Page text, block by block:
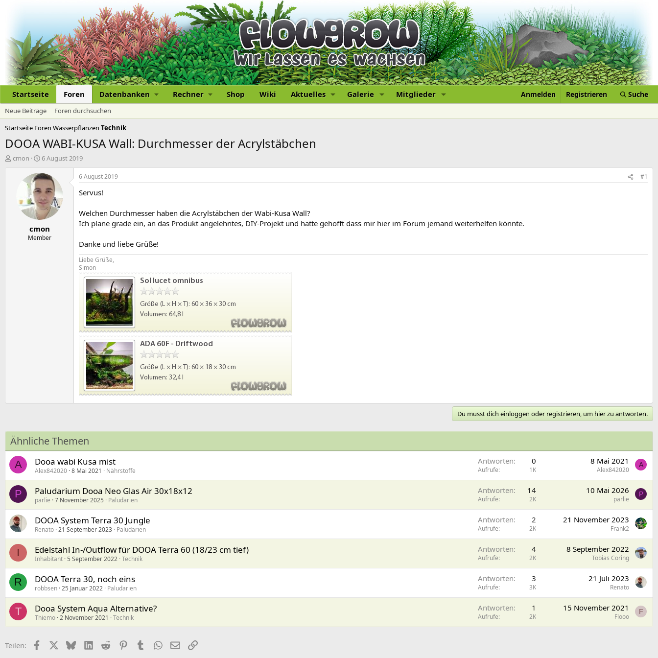
Startseite Foren Datenbanken Rechner Shop Wiki Aktuelles Galerie Mitglieder Anmelden Registrieren Suche
Neue Beiträge
Foren durchsuchen
Startseite Foren Wasserpflanzen Technik
DOOA WABI-KUSA Wall: Durchmesser der Acrylstäbchen
E
cmon
E
s
e
l
l
t
a
m
6 August 2019
cmon
Member
6 August 2019 #1
Servus!
Welchen Durchmesser haben die Acrylstäbchen der Wabi-Kusa Wall?
Ich plane grade ein, an das Produkt angelehntes, DIY-Projekt und hatte gehofft dass mir hier im Forum jemand weiterhelfen könnte.
Danke und liebe Grüße!
Liebe Grüße,
Simon
Du musst dich einloggen oder registrieren, um hier zu antworten.
Ähnliche Themen
A Dooa wabi Kusa mist
Alex842020 8 Mai 2021 Nährstoffe
Antworten 0
Aufrufe 1K
8 Mai 2021
Alex842020
A
P Paludarium Dooa Neo Glas Air 30x18x12
parlie 7 November 2025 Paludarien
Antworten 14
Aufrufe 2K
10 Mai 2026
parlie
P
DOOA System Terra 30 Jungle
Renato 21 September 2023 Paludarien
Antworten 2
Aufrufe 2K
21 November 2023
Frank2
I Edelstahl In-/Outflow für DOOA Terra 60 (18/23 cm tief)
Inhabitant 5 September 2022 Technik
Antworten 4
Aufrufe 2K
8 September 2022
Tobias Coring
R DOOA Terra 30, noch eins
robbsen 25 Januar 2022 Paludarien
Antworten 3
Aufrufe 3K
21 Juli 2023
Renato
T Dooa System Aqua Alternative?
Thiemo 2 November 2021 Technik
Antworten 1
Aufrufe 2K
15 November 2021
Flooo
F
Teilen: FacebookX (Twitter)
BlueskyLinkedIn
Reddit PinterestTumblrWhatsApp
E-MailLink